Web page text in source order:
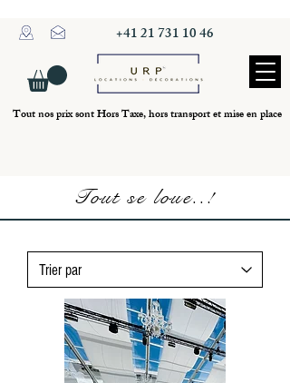
+41 21 731 10 46
Tout nos prix sont Hors Taxe, hors transport et mise en place
Tout se loue..!